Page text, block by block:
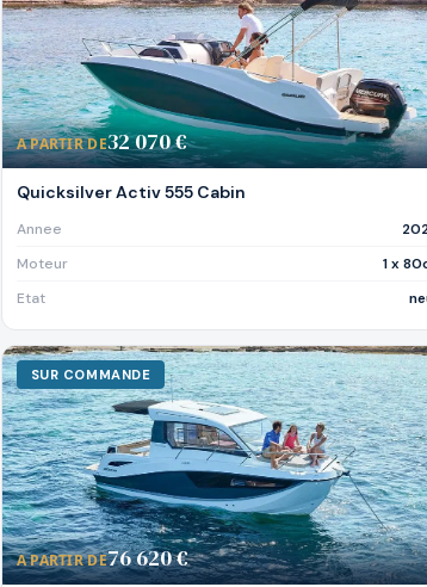
A PARTIR DE32 070 €
Quicksilver Activ 555 Cabin
Annee
Moteur
1 x
Etat
SUR COMMANDE
A PARTIR DE76 620 €